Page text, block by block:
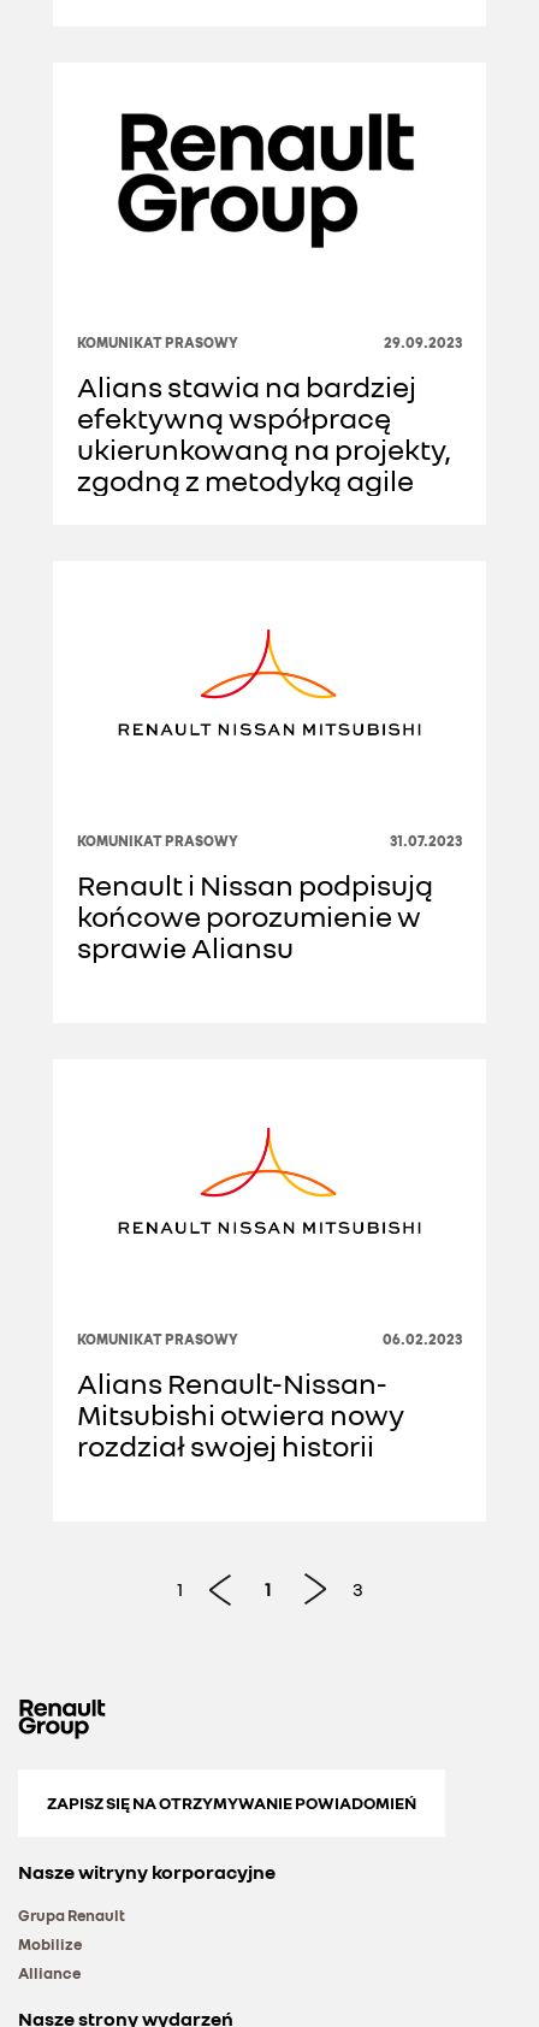
KOMUNIKAT PRASOWY 29.09.2023
Alians stawia na bardziej
efektywną współpracę
ukierunkowaną na projekty,
zgodną z metodyką agile
KOMUNIKAT PRASOWY 31.07.2023
Renault i Nissan podpisują
końcowe porozumienie w
sprawie Aliansu
KOMUNIKAT PRASOWY 06.02.2023
Alians Renault-Nissan-
Mitsubishi otwiera nowy
rozdział swojej historii
1 1 3
ZAPISZ SIĘ NA OTRZYMYWANIE POWIADOMIEŃ
Nasze witryny korporacyjne
Grupa Renault
Mobilize
Alliance
Nasze strony wydarzeń